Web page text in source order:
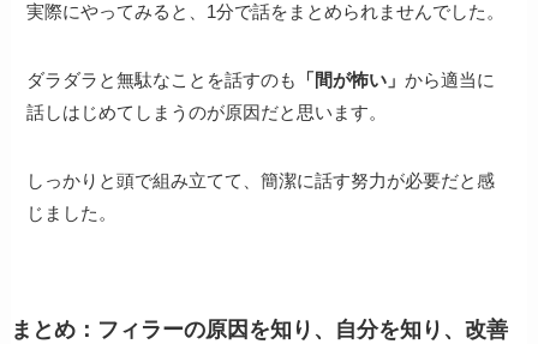
実際にやってみると、1分で話をまとめられませんでした。
ダラダラと無駄なことを話すのも 「間が怖い」から適当に
話しはじめてしまうのが原因だと思います。
しっかりと頭で組み立てて、簡潔に話す努力が必要だと感
じました。
まとめ：フィラーの原因を知り、自分を知り、改善